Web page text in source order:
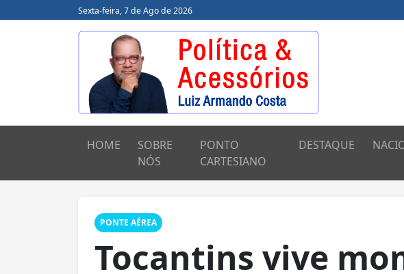
Sexta-feira, 7 de Ago de 2026
HOME
SOBRE
NÓS
PONTO
CARTESIANO
DESTAQUE
PONTE AÉREA
Tocantins vive